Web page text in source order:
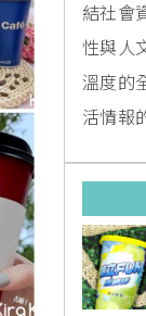
結社會
性與人
溫度的
活情報